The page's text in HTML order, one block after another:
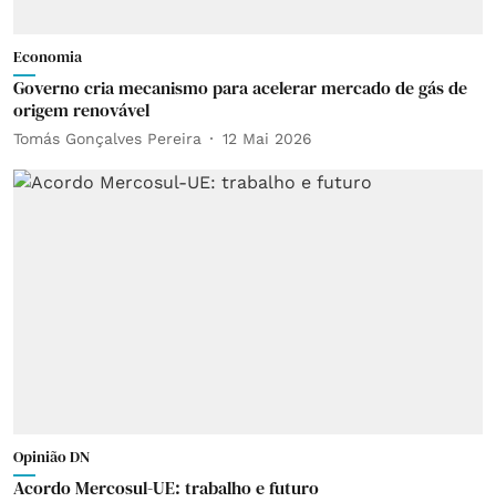
Economia
Governo cria mecanismo para acelerar mercado de gás de
origem renovável
Tomás Gonçalves Pereira 12 Mai 2026
Opinião DN
Acordo Mercosul-UE: trabalho e futuro